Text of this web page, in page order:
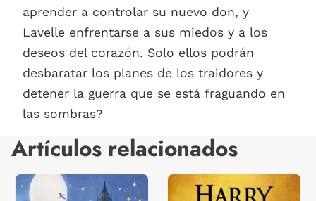
aprender a controlar su nuevo don, y
Lavelle enfrentarse a sus miedos y a los
deseos del corazón. Solo ellos podrán
desbaratar los planes de los traidores y
detener la guerra que se está fraguando en
las sombras?
Artículos relacionados